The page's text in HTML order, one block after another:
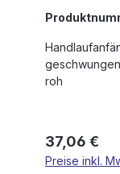
roh
Regulärer
37,06 €
Preise inkl.